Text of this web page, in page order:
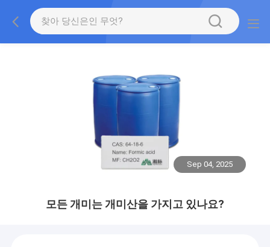
Sep 04, 2025
모든 개미는 개미산을 가지고 있나요?